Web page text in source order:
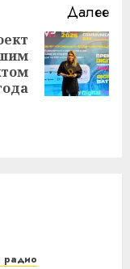
Далее
радио